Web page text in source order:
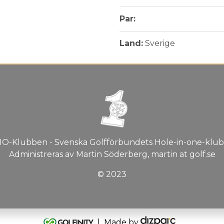
Par:
Land: Sverige
Klubben - Svenska Golfförbundets Hole-in-one-
Administreras av Martin Söderberg, martin at golf.se
© 2023
| Made by